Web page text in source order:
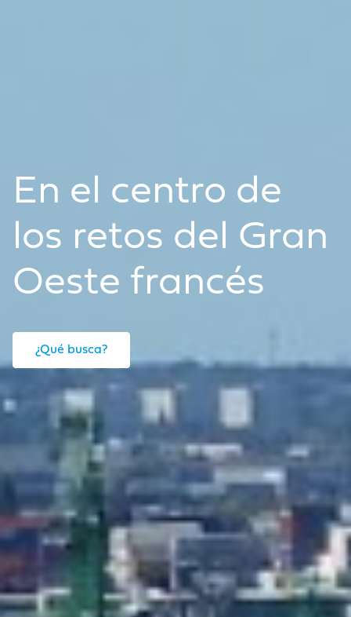
En el centro de
los retos del Gran
Oeste francés
¿Qué busca?